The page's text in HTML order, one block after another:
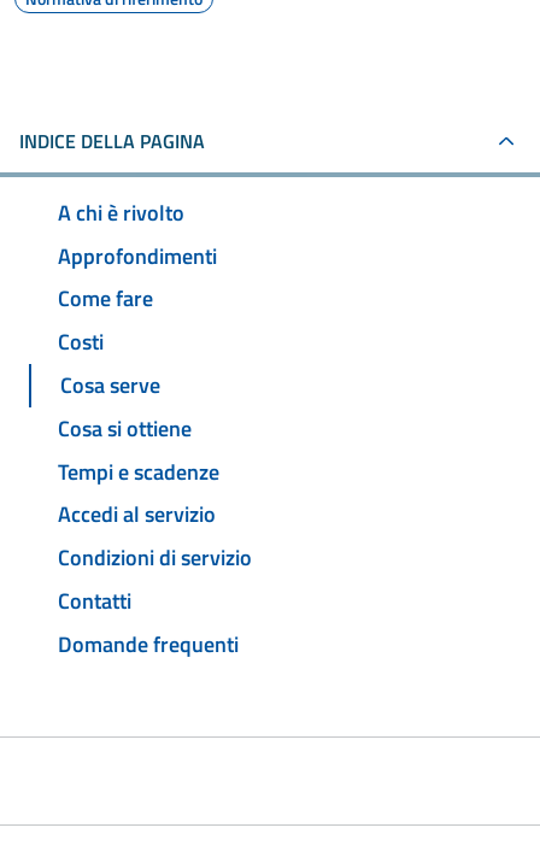
INDICE DELLA PAGINA
A chi è rivolto
Approfondimenti
Come fare
Costi
Cosa serve
Cosa si ottiene
Tempi e scadenze
Accedi al servizio
Condizioni di servizio
Contatti
Domande frequenti